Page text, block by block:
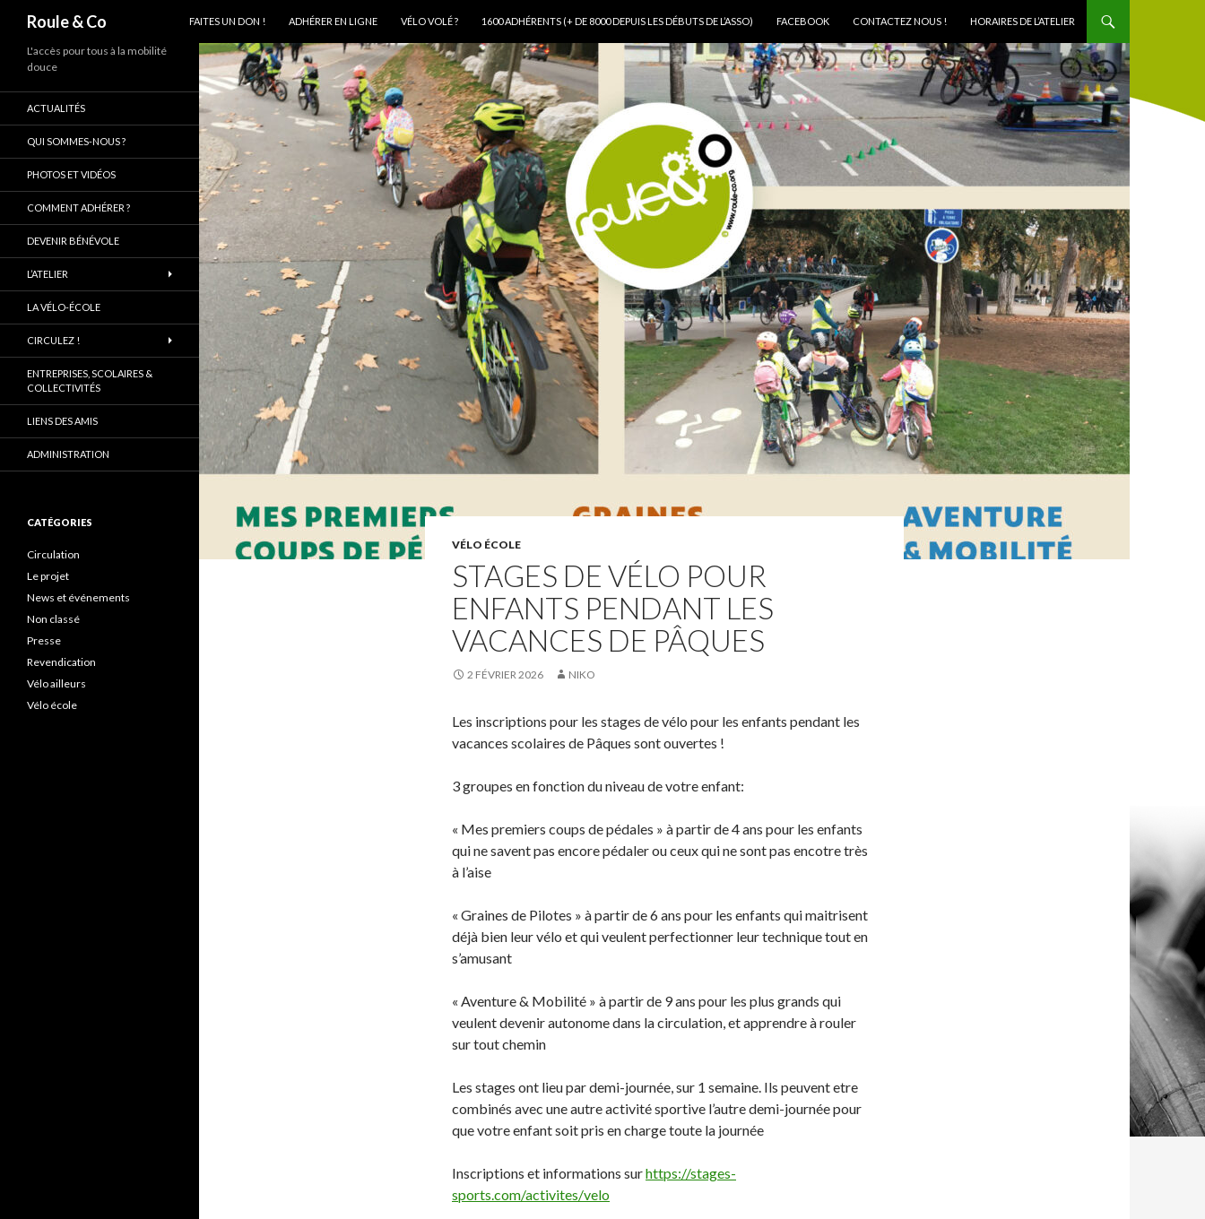
Roule & Co
FAITES UN DON !
ADHÉRER EN LIGNE VÉLO VOLÉ ? 1600 ADHÉRENTS (+ DE 8000 DEPUIS LES DÉBUTS DE L’ASSO) FACEBOOK CONTACTEZ NOUS ! HORAIRES DE L’ATELIER
VÉLO ÉCOLE
STAGES DE VÉLO POUR
ENFANTS PENDANT LES
VACANCES DE PÂQUES
2 FÉVRIER 2026 NIKO
Les inscriptions pour les stages de vélo pour les enfants pendant les
vacances scolaires de Pâques sont ouvertes !
3 groupes en fonction du niveau de votre enfant:
« Mes premiers coups de pédales » à partir de 4 ans pour les enfants
qui ne savent pas encore pédaler ou ceux qui ne sont pas encotre très
à l’aise
« Graines de Pilotes » à partir de 6 ans pour les enfants qui maitrisent
déjà bien leur vélo et qui veulent perfectionner leur technique tout en
s’amusant
« Aventure & Mobilité » à partir de 9 ans pour les plus grands qui
veulent devenir autonome dans la circulation, et apprendre à rouler
sur tout chemin
Les stages ont lieu par demi-journée, sur 1 semaine. Ils peuvent etre
combinés avec une autre activité sportive l’autre demi-journée pour
que votre enfant soit pris en charge toute la journée
Inscriptions et informations surhttps://stages-
sports.com/activites/velo
L'accès pour tous à la mobilité
douce
ACTUALITÉS
QUI SOMMES-NOUS ?
PHOTOS ET VIDÉOS
COMMENT ADHÉRER ?
DEVENIR BÉNÉVOLE
L’ATELIER
LA VÉLO-ÉCOLE
CIRCULEZ !
ENTREPRISES, SCOLAIRES &
COLLECTIVITÉS
LIENS DES AMIS
ADMINISTRATION
CATÉGORIES
Circulation
Le projet
News et événements
Non classé
Presse
Revendication
Vélo ailleurs
Vélo école